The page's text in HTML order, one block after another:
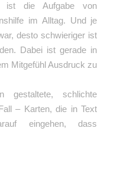
ist die Aufgabe von
im Alltag. Und je
desto schwieriger ist
Dabei ist gerade in
Mitgefühl Ausdruck zu
gestaltete, schlichte
– Karten, die in Text
eingehen, dass